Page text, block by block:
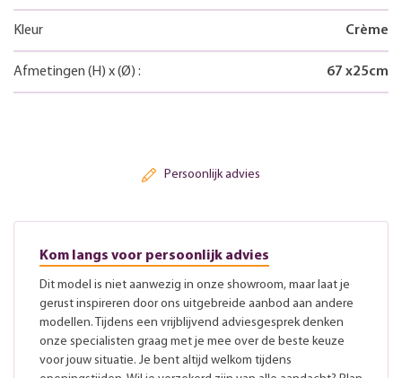
Kleur Crème
Afmetingen (H) x(Ø) : 67 x25cm
Persoonlijk advies
Kom langs voor persoonlijk advies
Dit model is niet aanwezig in onze showroom, maar laat je
gerust inspireren door ons uitgebreide aanbod aan andere
modellen. Tijdens een vrijblijvend adviesgesprek denken
onze specialisten graag met je mee over de beste keuze
voor jouw situatie. Je bent altijd welkom tijdens